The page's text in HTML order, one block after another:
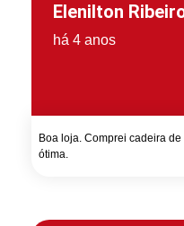
Elenilton
há 4 anos
Boa loja. Comprei cadeira
ótima.